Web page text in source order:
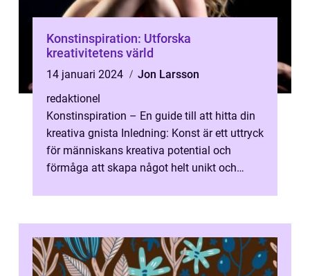
Konstinspiration: Utforska
kreativitetens värld
14 januari 2024
Jon Larsson
redaktionel
Konstinspiration – En guide till att hitta din
kreativa gnista Inledning: Konst är ett uttryck
för människans kreativa potential och
förmåga att skapa något helt unikt och